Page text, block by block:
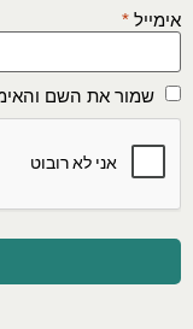
אימייל *
שמור את השם